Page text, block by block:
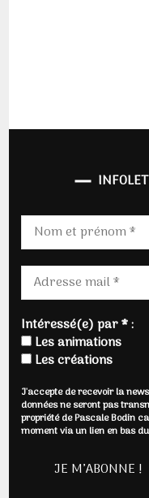
Intéressé(e) par * :
Les animations
Les créations
J'accepte de recevoir la
données ne seront pas
propriété de Pascale Bodin
moment via un lien en bas